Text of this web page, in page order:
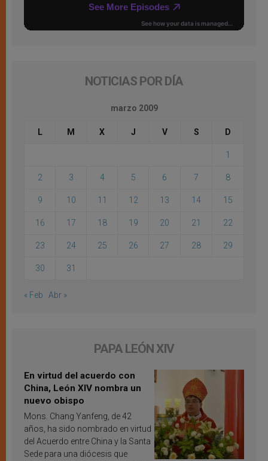
NOTICIAS POR DÍA
marzo 2009
L M X J V S D
1
2 3 4 5 6 7 8
9 10 11 12 13 14 15
16 17 18 19 20 21 22
23 24 25 26 27 28 29
30 31
« Feb Abr »
PAPA LEÓN XIV
En virtud del acuerdo con
China, León XIV nombra un
nuevo obispo
Mons. Chang Yanfeng, de 42
años, ha sido nombrado en virtud
del Acuerdo entre China y la Santa
Sede para una diócesis que